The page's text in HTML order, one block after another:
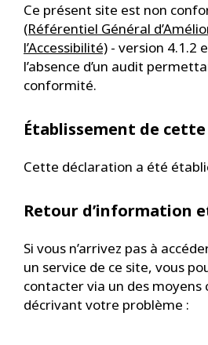
Ce présent site est non
(Référentiel Général
l’Accessibilité) - version 4.1.2
l’absence d’un audit
conformité.
Établissement de
Cette déclaration a été
Retour d’information
Si vous n’arrivez pas à
un service de ce site, vous
contacter via un des moyens
décrivant votre problème :